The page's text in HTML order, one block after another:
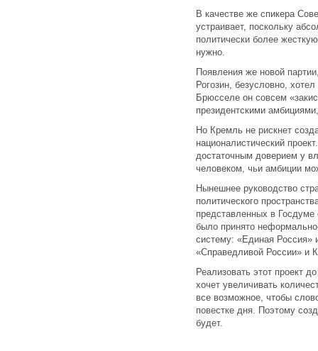
В качестве же спикера
устраивает, поскольку
политически более
нужно.
Появления же новой
Рогозин, безусловно,
Брюсселе он совсем
президентскими
Но Кремль не рискнет
националистический
достаточным доверием у
человеком, чьи амбиции
Нынешнее руководство
политического
представленных в
было принято
систему: «Единая Россия»
«Справедливой России» и
Реализовать этот проект
хочет увеличивать
все возможное, чтобы
повестке дня. Поэтому
будет.